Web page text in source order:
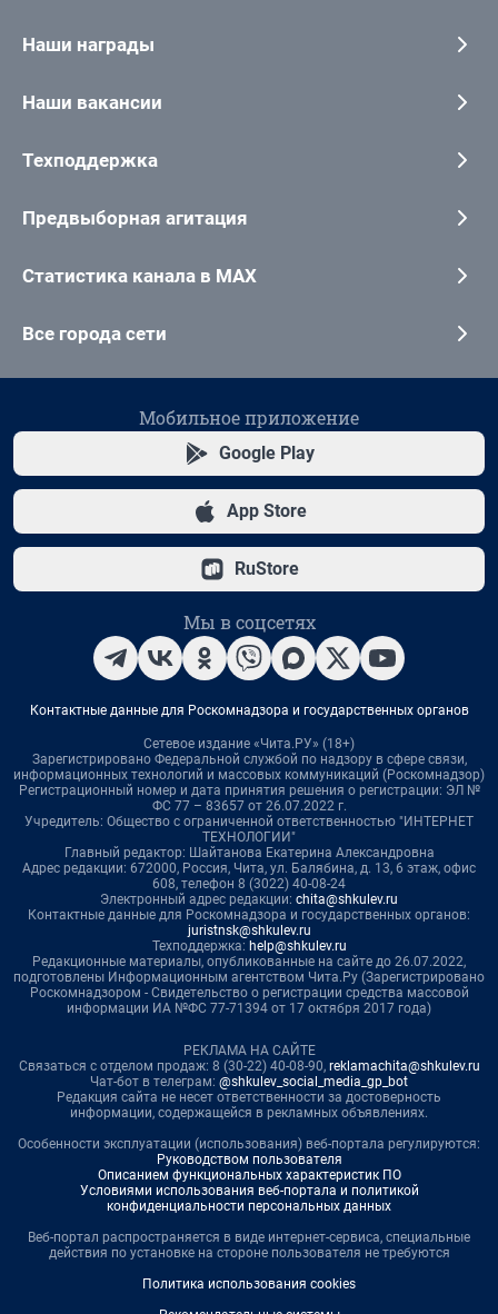
Наши награды
Наши вакансии
Техподдержка
Предвыборная агитация
Статистика канала в MAX
Все города сети
Мобильное приложение
Google Play
App Store
RuStore
Мы в соцсетях
Контактные данные для Роскомнадзора и государственных органов
Сетевое издание «Чита.РУ» (18+)
Зарегистрировано Федеральной службой по надзору в сфере связи,
информационных технологий и массовых коммуникаций (Роскомнадзор)
Регистрационный номер и дата принятия решения о регистрации: ЭЛ №
ФС 77 – 83657 от 26.07.2022 г.
Учредитель: Общество с ограниченной ответственностью "ИНТЕРНЕТ
ТЕХНОЛОГИИ"
Главный редактор: Шайтанова Екатерина Александровна
Адрес редакции: 672000, Россия, Чита, ул. Балябина, д. 13, 6 этаж, офис
608, телефон 8 (3022) 40-08-24
Электронный адрес редакции: chita@shkulev.ru
Контактные данные для Роскомнадзора и государственных органов:
juristnsk@shkulev.ru
Техподдержка: help@shkulev.ru
Редакционные материалы, опубликованные на сайте до 26.07.2022,
подготовлены Информационным агентством Чита.Ру (Зарегистрировано
Роскомнадзором - Свидетельство о регистрации средства массовой
информации ИА №ФС 77-71394 от 17 октября 2017 года)
РЕКЛАМА НА САЙТЕ
Связаться с отделом продаж: 8 (30-22) 40-08-90, reklamachita@shkulev.ru
Чат-бот в телеграм: @shkulev_social_media_gp_bot
Редакция сайта не несет ответственности за достоверность
информации, содержащейся в рекламных объявлениях.
Особенности эксплуатации (использования) веб-портала регулируются:
Руководством пользователя
Описанием функциональных характеристик ПО
Условиями использования веб-портала и политикой
конфиденциальности персональных данных
Веб-портал распространяется в виде интернет-сервиса, специальные
действия по установке на стороне пользователя не требуются
Политика использования cookies